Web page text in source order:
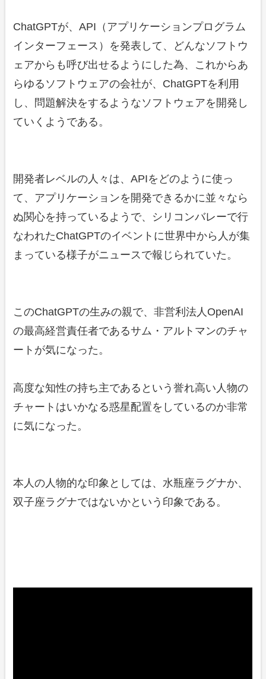
ChatGPTが、API（アプリケーションプログラム
インターフェース）を発表して、どんなソフトウ
ェアからも呼び出せるようにした為、これからあ
らゆるソフトウェアの会社が、ChatGPTを利用
し、問題解決をするようなソフトウェアを開発し
ていくようである。
開発者レベルの人々は、APIをどのように使っ
て、アプリケーションを開発できるかに並々なら
ぬ関心を持っているようで、シリコンバレーで行
なわれたChatGPTのイベントに世界中から人が集
まっている様子がニュースで報じられていた。
このChatGPTの生みの親で、非営利法人OpenAI
の最高経営責任者であるサム・アルトマンのチャ
ートが気になった。
高度な知性の持ち主であるという誉れ高い人物の
チャートはいかなる惑星配置をしているのか非常
に気になった。
本人の人物的な印象としては、水瓶座ラグナか、
双子座ラグナではないかという印象である。